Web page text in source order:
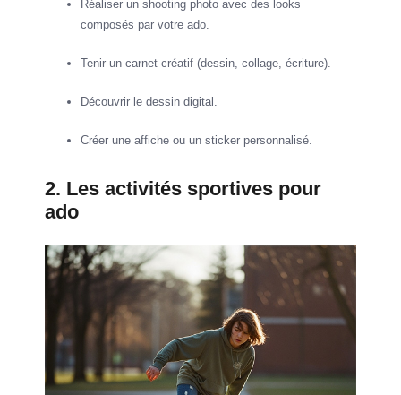
Réaliser un shooting photo avec des looks
composés par votre ado.
Tenir un carnet créatif (dessin, collage, écriture).
Découvrir le dessin digital.
Créer une affiche ou un sticker personnalisé.
2. Les activités sportives pour
ado